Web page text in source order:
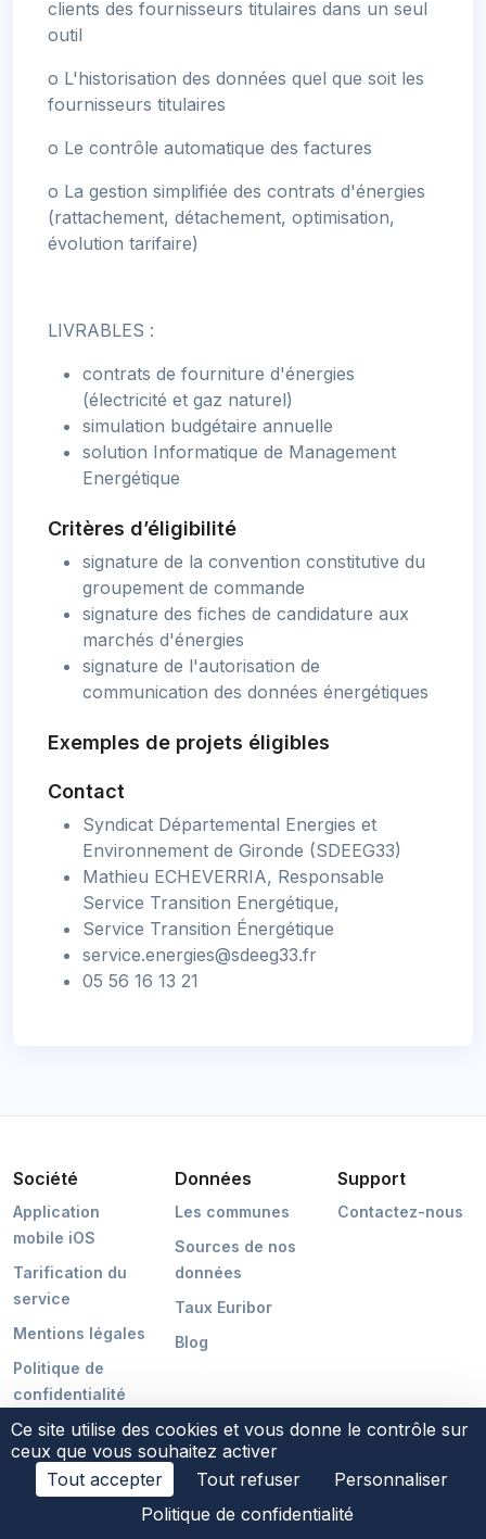
clients des fournisseurs titulaires dans un seul
outil
o L'historisation des données quel que soit les
fournisseurs titulaires
o Le contrôle automatique des factures
o La gestion simplifiée des contrats d'énergies
(rattachement, détachement, optimisation,
évolution tarifaire)
LIVRABLES :
contrats de fourniture d'énergies
(électricité et gaz naturel)
simulation budgétaire annuelle
solution Informatique de Management
Energétique
Critères d’éligibilité
signature de la convention constitutive du
groupement de commande
signature des fiches de candidature aux
marchés d'énergies
signature de l'autorisation de
communication des données énergétiques
Exemples de projets éligibles
Contact
Syndicat Départemental Energies et
Environnement de Gironde (SDEEG33)
Mathieu ECHEVERRIA, Responsable
Service Transition Energétique,
Service Transition Énergétique
service.energies@sdeeg33.fr
05 56 16 13 21
Société
Application
mobile iOS
Tarification du
service
Mentions légales
Politique de
confidentialité
Données
Les communes
Sources de nos
données
Taux Euribor
Blog
Support
Contactez-nous
©2026 POCMAKER
Ce site utilise des cookies et vous donne le contrôle sur
ceux que vous souhaitez activer
Tout accepter
Tout refuser
Personnaliser
Politique de confidentialité